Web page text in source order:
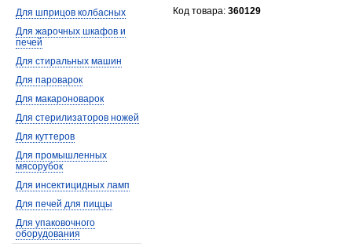
Код товара: 360129
Для шприцов колбасных
Для жарочных шкафов и
печей
Для стиральных машин
Для пароварок
Для макароноварок
Для стерилизаторов ножей
Для куттеров
Для промышленных
мясорубок
Для инсектицидных ламп
Для печей для пиццы
Для упаковочного
оборудования